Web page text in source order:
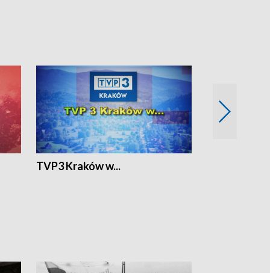
TVP3 Kraków w...